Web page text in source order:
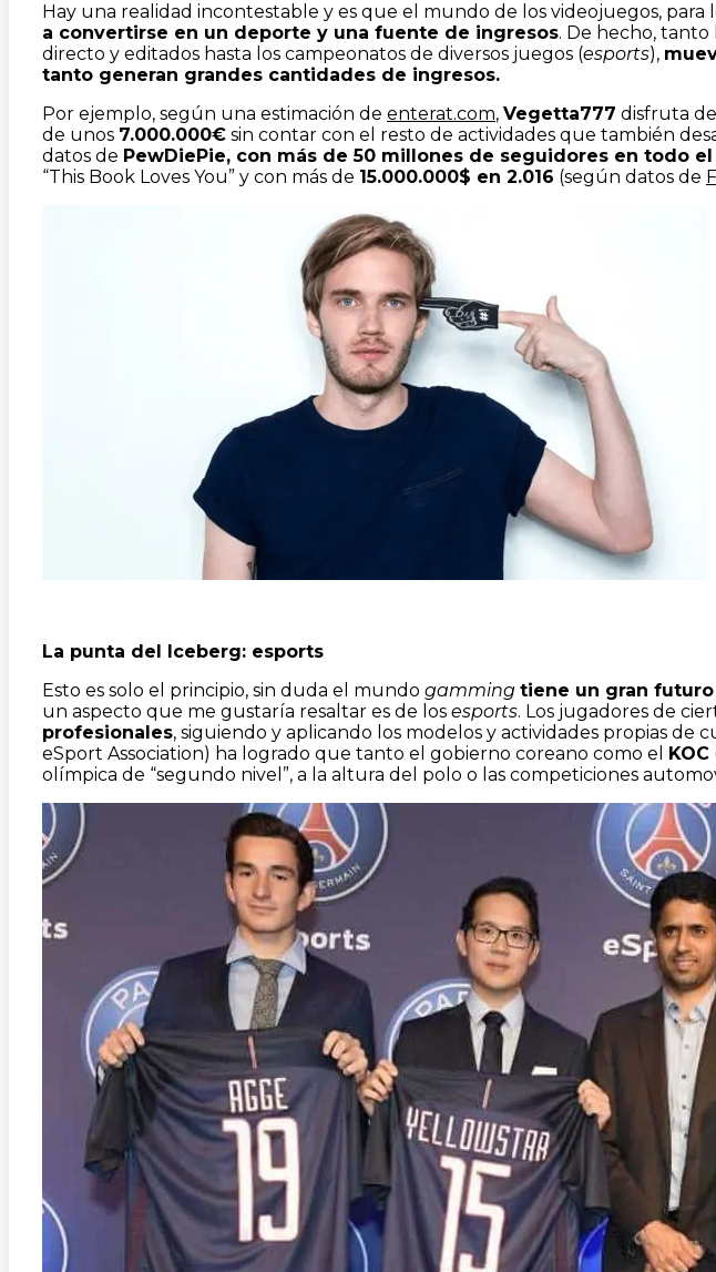
Hay una realidad incontestable y es que el mundo de los videojuegos, para
a convertirse en un deporte y una fuente de ingresos. De hecho,
directo y editados hasta los campeonatos de diversos juegos (esports),
tanto generan grandes cantidades de ingresos.
Por ejemplo, según una estimación de enterat.com, Vegetta777 disfruta
de unos 7.000.000€ sin contar con el resto de actividades que también
datos de PewDiePie, con más de 50 millones de seguidores en todo
“This Book Loves You” y con más de 15.000.000$ en 2.016 (según datos de
La punta del Iceberg: esports
Esto es solo el principio, sin duda el mundo gamming tiene un gran
un aspecto que me gustaría resaltar es de los esports. Los jugadores de
profesionales, siguiendo y aplicando los modelos y actividades propias de
eSport Association) ha logrado que tanto el gobierno coreano como el KOC
olímpica de “segundo nivel”, a la altura del polo o las competiciones